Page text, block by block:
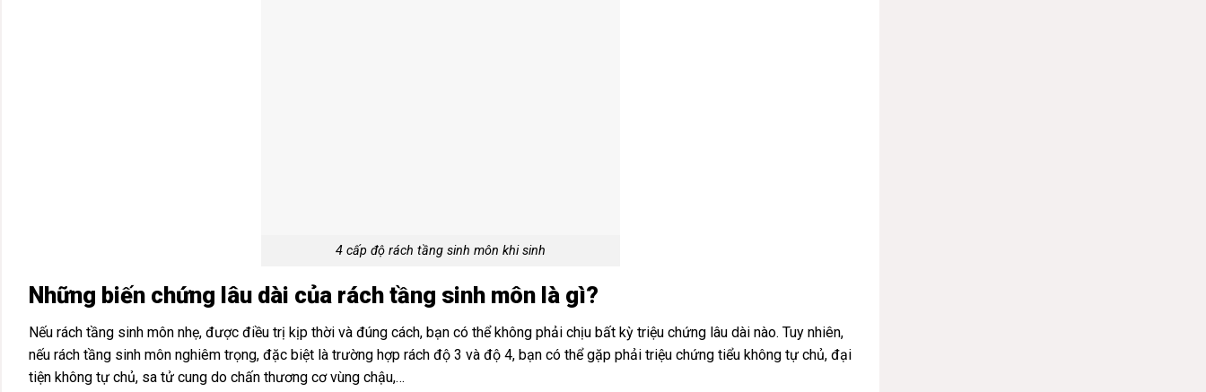
4 cấp độ rách tầng sinh môn khi sinh
Những biến chứng lâu dài của rách tầng sinh môn là gì?
Nếu rách tầng sinh môn nhẹ, được điều trị kịp thời và đúng cách, bạn có thể không phải chịu bất kỳ triệu chứng lâu dài nào. Tuy nhiên,
nếu rách tầng sinh môn nghiêm trọng, đặc biệt là trường hợp rách độ 3 và độ 4, bạn có thể gặp phải triệu chứng tiểu không tự chủ, đại
tiện không tự chủ, sa tử cung do chấn thương cơ vùng chậu,…